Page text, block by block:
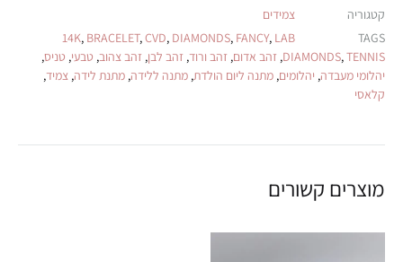
קטגוריה
צמידים
TAGS
14K, BRACELET,CVD, DIAMONDS, FANCY, LAB
DIAMONDS,TENNIS
, זהב אדום, זהב ורוד, זהב לבן, זהב צהוב, טבעי, טניס,
יהלומי מעבדה, יהלומים, מתנה ליום הולדת, מתנה ללידה, מתנת לידה, צמיד,
קלאסי
מוצרים קשורים